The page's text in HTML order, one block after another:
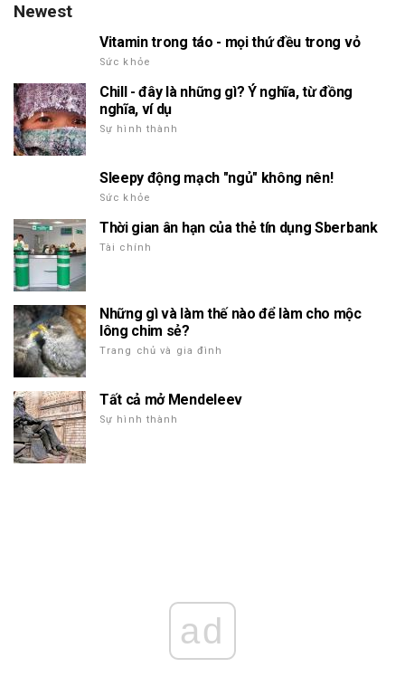
Newest
Vitamin trong táo - mọi thứ đều trong vỏ
Sức khỏe
Chill - đây là những gì? Ý nghĩa, từ đồng
nghĩa, ví dụ
Sự hình thành
Sleepy động mạch "ngủ" không nên!
Sức khỏe
Thời gian ân hạn của thẻ tín dụng Sberbank
Tài chính
Những gì và làm thế nào để làm cho mộc
lông chim sẻ?
Trang chủ và gia đình
Tất cả mở Mendeleev
Sự hình thành
ad